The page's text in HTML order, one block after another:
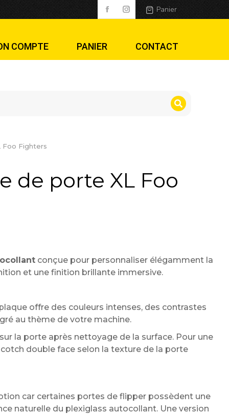
Fighters Panier
COMPTE PANIER CONTACT
Foo Fighters
de porte XL Foo
conçue pour personnaliser élégamment la
et une finition brillante immersive.
offre des couleurs intenses, des contrastes
au thème de votre machine.
la porte après nettoyage de la surface. Pour une
double face selon la texture de la porte
car certaines portes de flipper possèdent une
naturelle du plexiglass autocollant. Une version